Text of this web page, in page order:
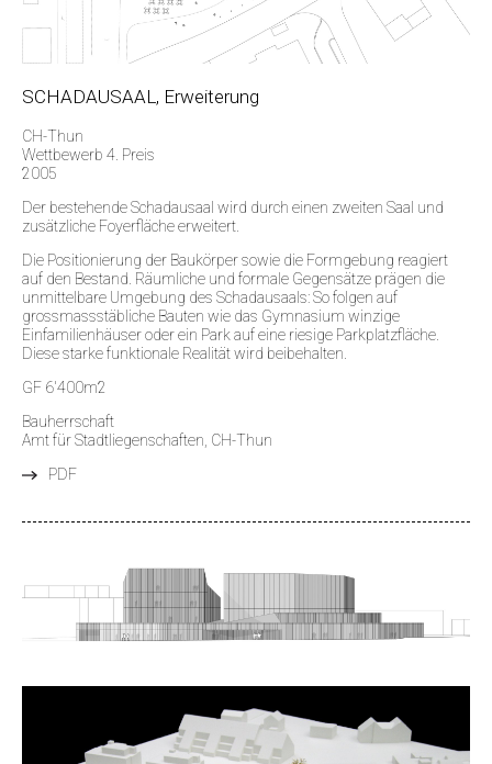
SCHADAUSAAL, Erweiterung
CH-Thun
Wettbewerb 4. Preis
2005
Der bestehende Schadausaal wird durch einen zweiten Saal und
zusätzliche Foyerfläche erweitert.
Die Positionierung der Baukörper sowie die Formgebung reagiert
auf den Bestand. Räumliche und formale Gegensätze prägen die
unmittelbare Umgebung des Schadausaals: So folgen auf
grossmassstäbliche Bauten wie das Gymnasium winzige
Einfamilienhäuser oder ein Park auf eine riesige Parkplatzfläche.
Diese starke funktionale Realität wird beibehalten.
GF 6'400m2
Bauherrschaft
Amt für Stadtliegenschaften, CH-Thun
PDF